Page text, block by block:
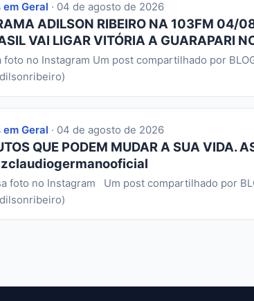
Geral · 04 de agosto de 2026
ADILSON RIBEIRO NA 103FM 04/
VAI LIGAR VITÓRIA A GUARAPARI
foto no Instagram Um post compartilhado por
Geral · 04 de agosto de 2026
QUE PODEM MUDAR A SUA VIDA.
foto no Instagram Um post compartilhado por